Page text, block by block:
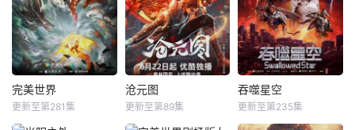
完美世界
更新至第281集
沧元图
更新至第89集
吞噬星空
更新至第235集